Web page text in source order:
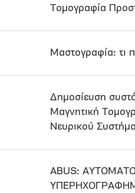
Τομογραφία
Μαστογραφία: τι
Δημοσίευση
Μαγνητική
Νευρικού
ABUS: